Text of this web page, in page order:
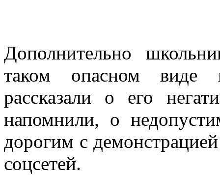
Дополнительно
таком опасном виде
рассказали о его
напомнили, о
дорогим с
соцсетей.